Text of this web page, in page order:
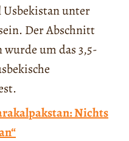
Usbekistan unter
Der Abschnitt
um das 3,5-
Nichts